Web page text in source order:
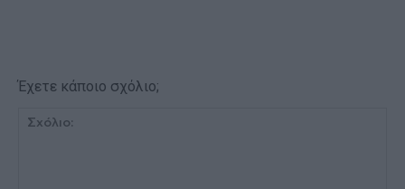
Έχετε κάποιο σχόλιο;